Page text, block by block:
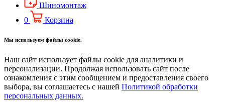
Шиномонтаж
0
Корзина
Мы используем файлы cookie.
Наш сайт использует файлы cookie для аналитики и
персонализации. Продолжая использовать сайт после
ознакомления с этим сообщением и предоставления своего
выбора, вы соглашаетесь с нашей Политикой обработки
персональных данных.